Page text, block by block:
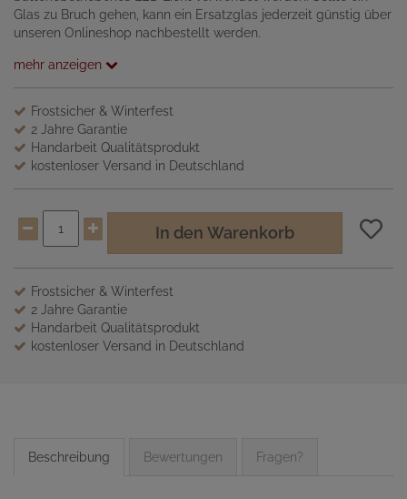
Glas zu Bruch gehen, kann ein Ersatzglas jederzeit günstig über
unseren Onlineshop nachbestellt werden.
mehr anzeigen
Frostsicher & Winterfest
2 Jahre Garantie
Handarbeit Qualitätsprodukt
kostenloser Versand in Deutschland
In den Warenkorb
Frostsicher & Winterfest
2 Jahre Garantie
Handarbeit Qualitätsprodukt
kostenloser Versand in Deutschland
Beschreibung Bewertungen Fragen?